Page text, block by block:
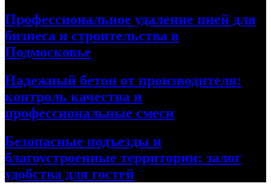
Профессиональное удаление пней для
бизнеса и строительства в
Подмосковье
Надежный бетон от производителя:
контроль качества и
профессиональные смеси
Безопасные подъезды и
благоустроенные территории: залог
удобства для гостей